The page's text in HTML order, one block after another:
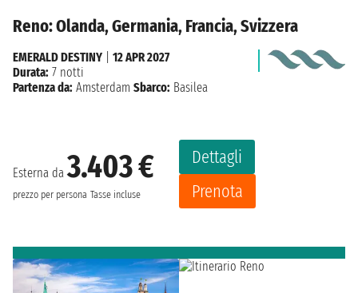
Reno: Olanda, Germania, Francia, Svizzera
Esterna da3.403 €
prezzo per persona Tasse incluse
Dettagli
Prenota
EMERALD DESTINY
12 APR 2027
Durata: 7 notti
Partenza da: Amsterdam Sbarco: Basilea